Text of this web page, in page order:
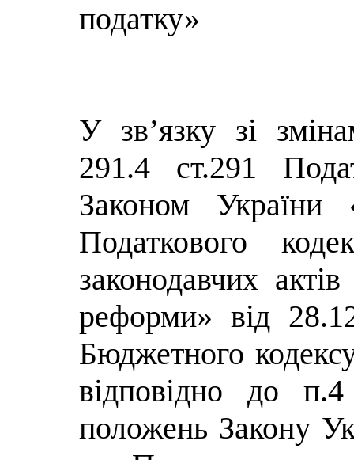
податку»
У зв’язку зі
291.4 ст.291
Законом
Податкового
законодавчих
реформи» від
Бюджетного
відповідно до
положень Закону